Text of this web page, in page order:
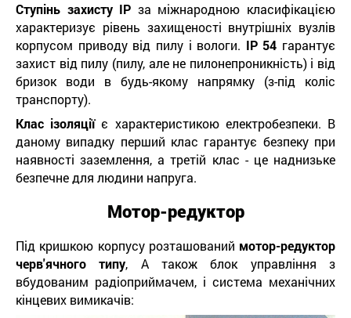
Ступінь захисту IP за міжнародною класифікацією
характеризує рівень захищеності внутрішніх вузлів
корпусом приводу від пилу і вологи. IP 54 гарантує
захист від пилу (пилу, але не пилонепроникність) і від
бризок води в будь-якому напрямку (з-під коліс
транспорту).
Клас ізоляціїє характеристикою електробезпеки. В
даному випадку перший клас гарантує безпеку при
наявності заземлення, а третій клас - це наднизьке
безпечне для людини напруга.
Мотор-редуктор
Під кришкою корпусу розташований мотор-редуктор
черв'ячного типу, А також блок управління з
вбудованим радіоприймачем, і система механічних
кінцевих вимикачів: